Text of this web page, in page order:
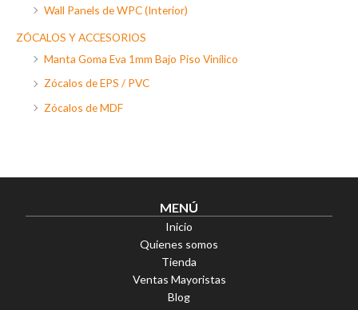
Wall Panels de WPC (Interior)
ZÓCALOS Y ACCESORIOS
Manta Goma Eva 1mm Bajo Piso Vinílico
Zócalos de EPS / PVC
Zócalos de MDF
MENÚ
Inicio
Quienes somos
Tienda
Ventas Mayoristas
Blog